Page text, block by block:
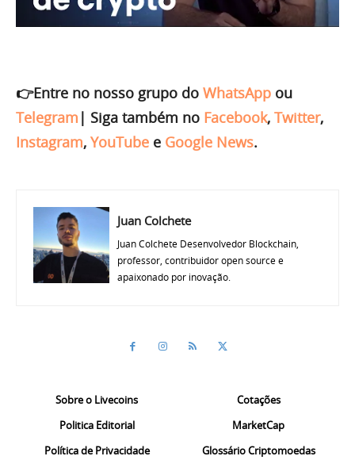
👉Entre no nosso grupo do WhatsApp ou
Telegram | Siga também no Facebook, Twitter,
Instagram, YouTube e Google News.
Juan Colchete
Juan Colchete Desenvolvedor Blockchain,
professor, contribuidor open source e
apaixonado por inovação.
Sobre o Livecoins
Politica Editorial
Política de Privacidade
Cotações
MarketCap
Glossário Criptomoedas